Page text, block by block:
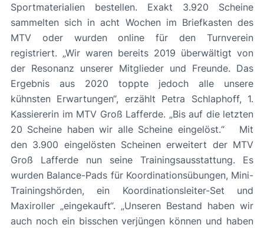
Sportmaterialien bestellen. Exakt 3.920 Scheine
sammelten sich in acht Wochen im Briefkasten des
MTV oder wurden online für den Turnverein
registriert. „Wir waren bereits 2019 überwältigt von
der Resonanz unserer Mitglieder und Freunde. Das
Ergebnis aus 2020 toppte jedoch alle unsere
kühnsten Erwartungen“, erzählt Petra Schlaphoff, 1.
Kassiererin im MTV Groß Lafferde. „Bis auf die letzten
20 Scheine haben wir alle Scheine eingelöst.“ Mit
den 3.900 eingelösten Scheinen erweitert der MTV
Groß Lafferde nun seine Trainingsausstattung. Es
wurden Balance-Pads für Koordinationsübungen, Mini-
Trainingshörden, ein Koordinationsleiter-Set und
Maxiroller „eingekauft“. „Unseren Bestand haben wir
auch noch ein bisschen verjüngen können und haben